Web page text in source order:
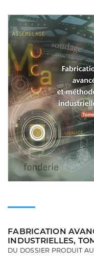
FABRICATION
INDUSTRIELLES,
DU DOSSIER PRODUIT